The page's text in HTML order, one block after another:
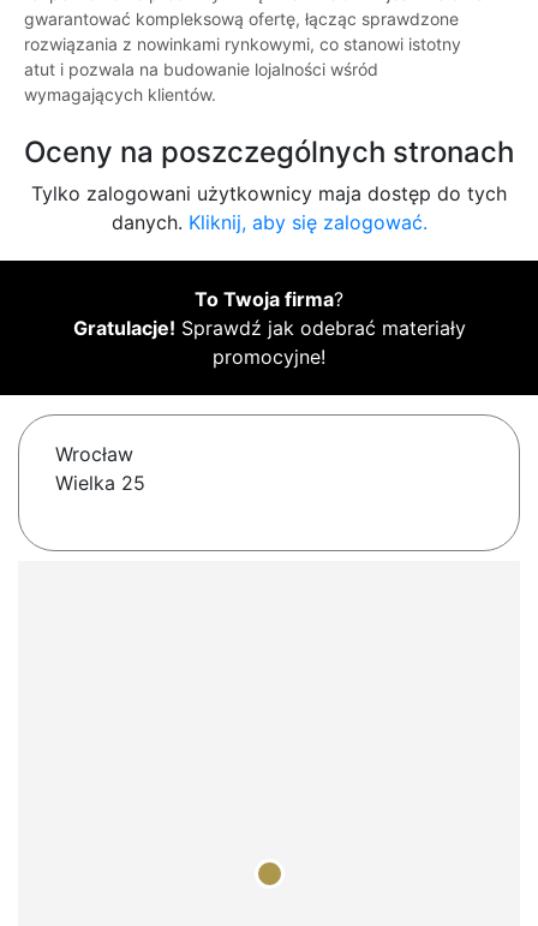
gwarantować kompleksową ofertę, łącząc sprawdzone
rozwiązania z nowinkami rynkowymi, co stanowi istotny
atut i pozwala na budowanie lojalności wśród
wymagających klientów.
Oceny na poszczególnych stronach
Tylko zalogowani użytkownicy maja dostęp do tych
danych. Kliknij, aby się zalogować.
To Twoja firma?
Gratulacje! Sprawdź jak odebrać materiały
promocyjne!
Wrocław
Wielka 25